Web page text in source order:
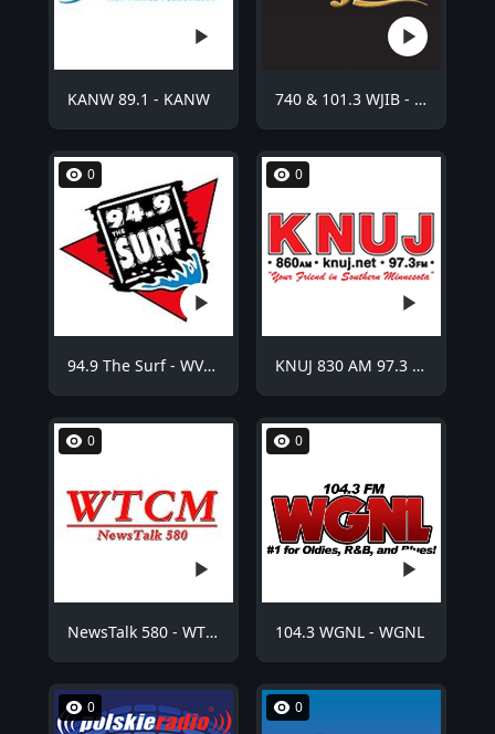
KANW 89.1 - KANW 740 & 101.3 WJIB - WJIB
0
94.9 The Surf - WVCO
0
KNUJ 830 AM 97.3 FM - KNUJ
0
NewsTalk 580 - WTCM
0
104.3 WGNL - WGNL
0 0